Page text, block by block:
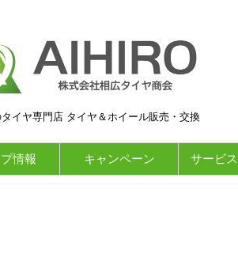
イヤ専門店 タイヤ＆ホイール販売・交換
情報 キャンペーン サービ